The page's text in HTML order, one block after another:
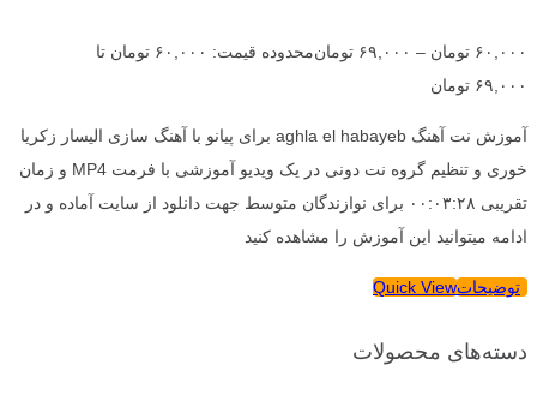
۶۰,۰۰۰ تومان – ۶۹,۰۰۰ تومان
محدوده قیمت: ۶۰,۰۰۰ تومان تا
۶۹,۰۰۰ تومان
آموزش نت آهنگ aghla el habayeb برای پیانو با آهنگ سازی الیسار زکریا
خوری و تنظیم گروه نت دونی در یک ویدیو آموزشی با فرمت MP4 و زمان
تقریبی ۰۰:۰۳:۲۸ برای نوازندگان متوسط جهت دانلود از سایت آماده و در
ادامه میتوانید این آموزش را مشاهده کنید
توضیحاتQuick View
دسته‌های محصولات